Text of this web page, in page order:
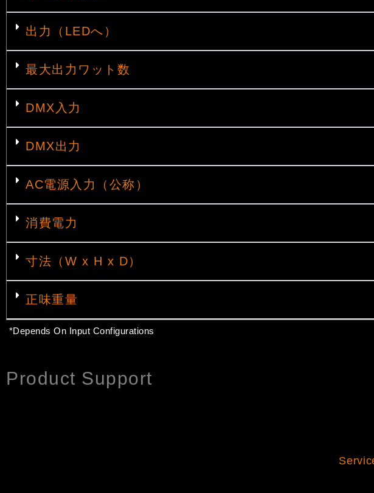
出力（LEDへ）
最大出力ワット数
DMX入力
DMX出力
AC電源入力（公称）
消費電力
寸法（W x H x D）
正味重量
*Depends On Input Configurations
Product Support